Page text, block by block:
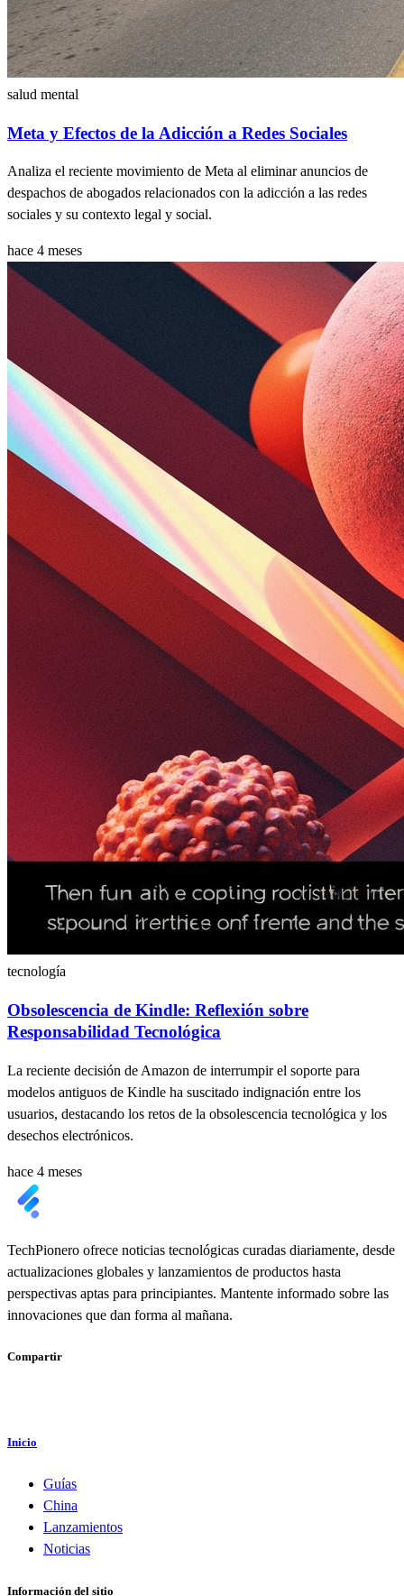
salud mental
Meta y Efectos de la Adicción a Redes Sociales
Analiza el reciente movimiento de Meta al eliminar anuncios de
despachos de abogados relacionados con la adicción a las redes
sociales y su contexto legal y social.
hace 4 meses
tecnología
Obsolescencia de Kindle: Reflexión sobre
Responsabilidad Tecnológica
La reciente decisión de Amazon de interrumpir el soporte para
modelos antiguos de Kindle ha suscitado indignación entre los
usuarios, destacando los retos de la obsolescencia tecnológica y los
desechos electrónicos.
hace 4 meses
TechPionero ofrece noticias tecnológicas curadas diariamente, desde
actualizaciones globales y lanzamientos de productos hasta
perspectivas aptas para principiantes. Mantente informado sobre las
innovaciones que dan forma al mañana.
Compartir
Inicio
Guías
China
Lanzamientos
Noticias
Información del sitio